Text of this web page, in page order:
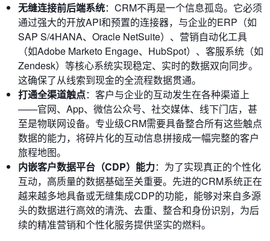
无缝连接前后端系统：CRM不再是一个信息孤岛。它必须
通过强大的开放API和预置的连接器，与企业的ERP（如
SAP S/4HANA、Oracle NetSuite）、营销自动化工具
（如Adobe Marketo Engage、HubSpot）、客服系统（如
Zendesk）等核心系统实现稳定、实时的数据双向同步。
这确保了从线索到现金的全流程数据贯通。
打通全渠道触点：客户与企业的互动发生在各种渠道上
——官网、App、微信公众号、社交媒体、线下门店，甚
至是物联网设备。专业级CRM需要具备整合所有这些触点
数据的能力，将碎片化的互动信息拼接成一幅完整的客户
旅程地图。
内嵌客户数据平台（CDP）能力：为了实现真正的个性化
互动，高质量的数据基础至关重要。先进的CRM系统正在
越来越多地具备或无缝集成CDP的功能，能够对来自多源
头的数据进行高效的清洗、去重、整合和身份识别，为后
续的精准营销和个性化服务提供坚实的燃料。